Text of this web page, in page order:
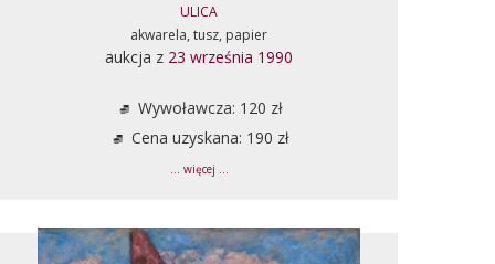
ULICA
akwarela, tusz, papier
aukcja z 23 września 1990
Wywoławcza: 120 zł
Cena uzyskana: 190 zł
... więcej ...